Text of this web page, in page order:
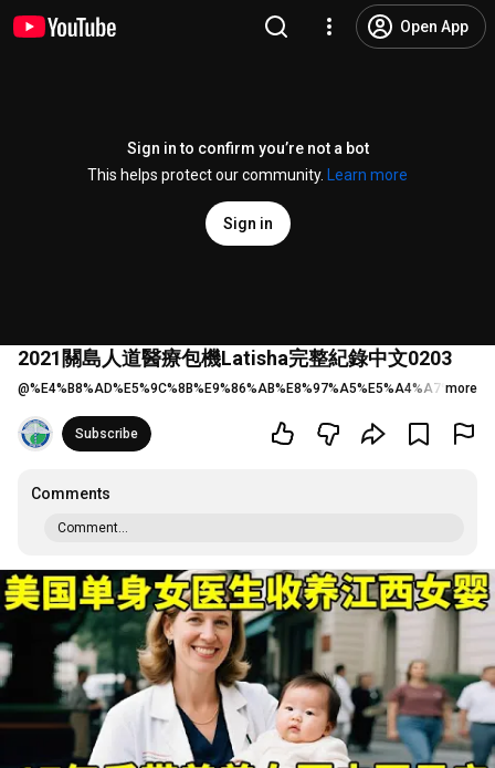
Open App
Sign in to confirm you’re not a bot
This helps protect our community.
Learn more
Sign in
2021關島人道醫療包機Latisha完整紀錄中文0203
@ more
Subscribe
Comments
Comment...